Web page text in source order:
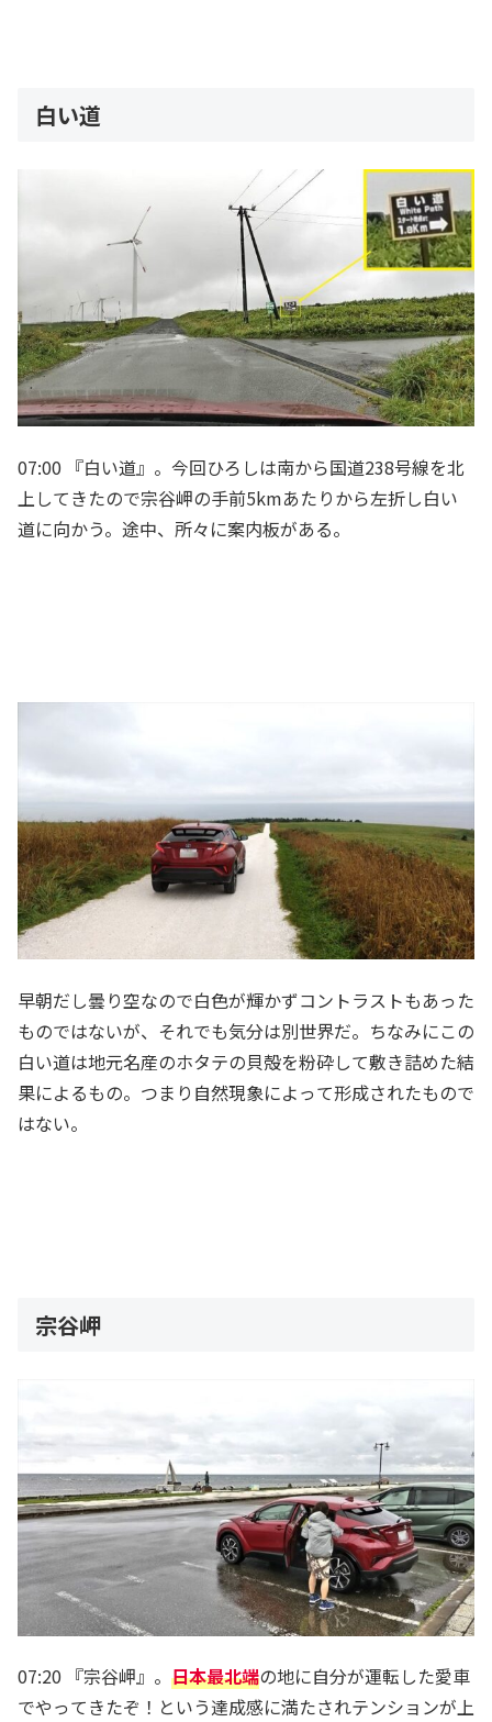
白い道
07:00 『白い道』。今回ひろしは南から国道238号線を北
上してきたので宗谷岬の手前5kmあたりから左折し白い
道に向かう。途中、所々に案内板がある。
早朝だし曇り空なので白色が輝かずコントラストもあった
ものではないが、それでも気分は別世界だ。ちなみにこの
白い道は地元名産のホタテの貝殻を粉砕して敷き詰めた結
果によるもの。つまり自然現象によって形成されたもので
はない。
宗谷岬
07:20 『宗谷岬』。 日本最北端の地に自分が運転した愛車
でやってきたぞ！という達成感に満たされテンションが上